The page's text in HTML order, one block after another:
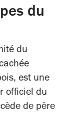
du
du
est une
officiel du
de père